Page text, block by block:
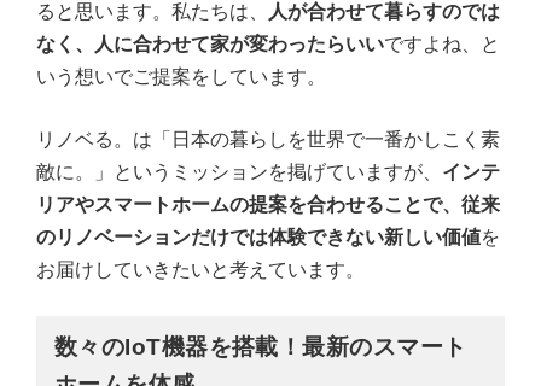
ると思います。私たちは、
人が合わせて暮らすのでは
なく、人に合わせて家が変わったらいいですよね、と
いう想いでご提案をしています。
リノベる。は「日本の暮らしを世界で一番かしこく素
敵に。」というミッションを掲げていますが、 インテ
リアやスマートホームの提案を合わせることで、従来
のリノベーションだけでは体験できない新しい価値を
お届けしていきたいと考えています。
数々のIoT機器を搭載！最新のスマート